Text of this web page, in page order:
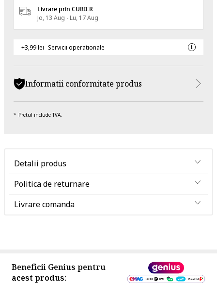
Livrare prin CURIER
Jo, 13 Aug - Lu, 17 Aug
+3,99 lei Servicii operationale
Informatii conformitate produs
Pretul include TVA.
Detalii produs
Politica de returnare
Livrare comanda
Beneficii Genius pentru
acest produs: